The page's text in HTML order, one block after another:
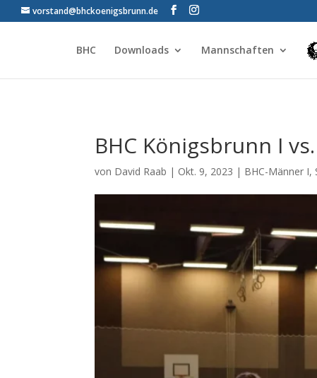
vorstand@bhckoenigsbrunn.de
BHC Downloads Mannschaften
BHC Königsbrunn I
von David Raab | Okt. 9, 2023 | BHC-Männer I,